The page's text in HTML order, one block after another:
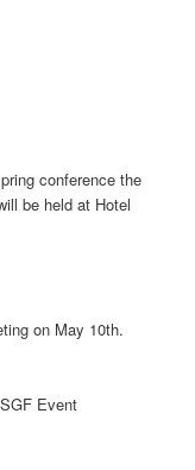
conference the
be held at Hotel
on May 10th.
Event